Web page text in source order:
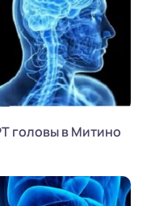
головы в Митино